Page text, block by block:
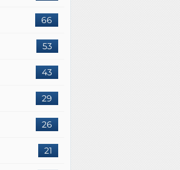
66
53
43
29
26
21